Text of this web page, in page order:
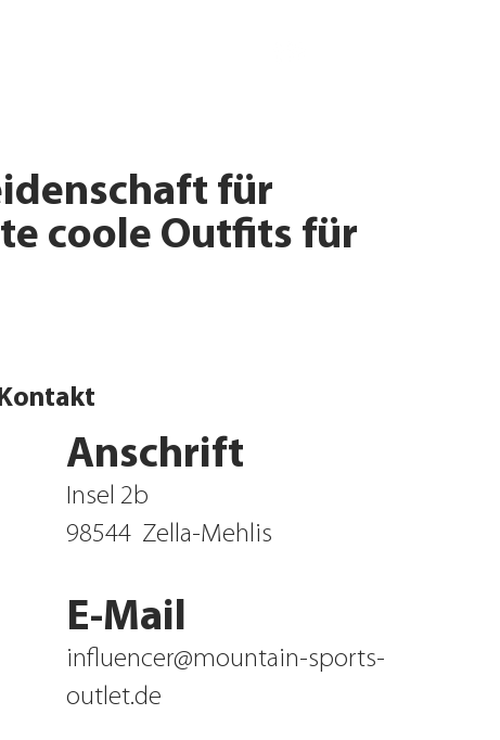
influencer@mountain-sports-
outlet.de
E-Mail
Zella-Mehlis
98544
Insel 2b
Anschrift
für
coole Outfits für